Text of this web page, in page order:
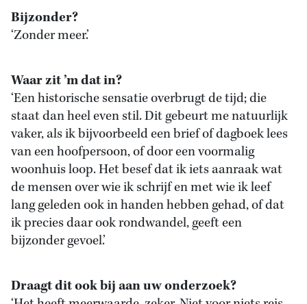
Bijzonder?
‘Zonder meer.’
Waar zit ’m dat in?
‘Een historische sensatie overbrugt de tijd; die
staat dan heel even stil. Dit gebeurt me natuurlijk
vaker, als ik bijvoorbeeld een brief of dagboek lees
van een hoofpersoon, of door een voormalig
woonhuis loop. Het besef dat ik iets aanraak wat
de mensen over wie ik schrijf en met wie ik leef
lang geleden ook in handen hebben gehad, of dat
ik precies daar ook rondwandel, geeft een
bijzonder gevoel.’
Draagt dit ook bij aan uw onderzoek?